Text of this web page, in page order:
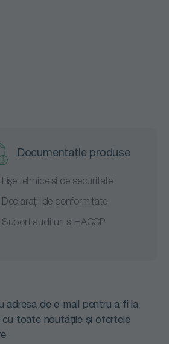
Documentație produse
Fișe tehnice și de securitate
Declarații de conformitate
Suport audituri și HACCP
adresa de e-mail pentru a fi la
cu toate noutățile și ofertele